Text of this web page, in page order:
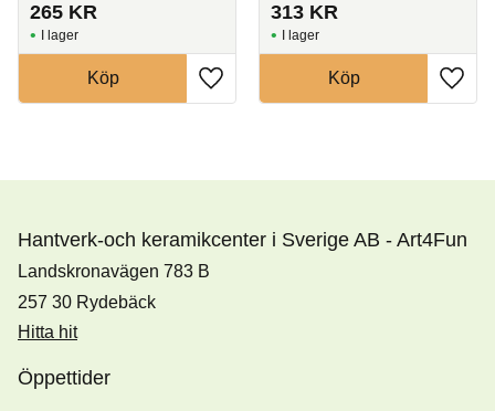
265 KR
I lager
Köp
313 KR
I lager
Köp
Hantverk-och keramikcenter i Sverige AB - Art4Fun
Landskronavägen 783 B
257 30 Rydebäck
Hitta hit
Öppettider